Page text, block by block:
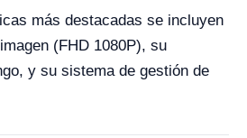
más destacadas se incluyen
(FHD 1080P), su
y su sistema de gestión de